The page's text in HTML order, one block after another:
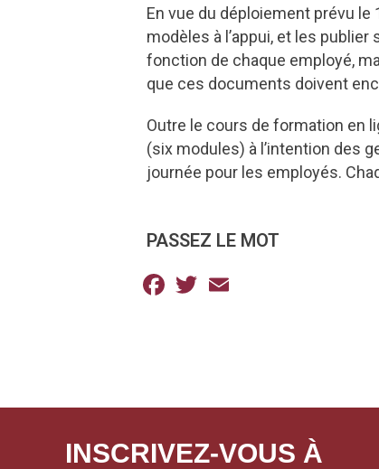
En vue du déploiement prévu
modèles à l’appui, et les publier
fonction de chaque employé,
que ces documents doivent
Outre le cours de formation en
(six modules) à l’intention des
journée pour les employés.
PASSEZ LE MOT
Facebook
Twitter
INSCRIVEZ-VOUS À